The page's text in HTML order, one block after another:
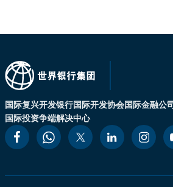
国际复兴开发银行国际开发协会国际金融公
国际投资争端解决中心